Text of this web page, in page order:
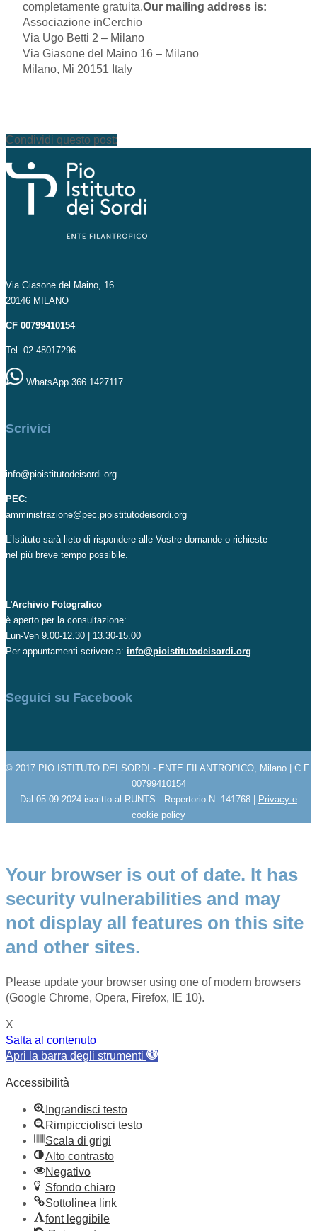
completamente gratuita.Our mailing address is:
Associazione inCerchio
Via Ugo Betti 2 – Milano
Via Giasone del Maino 16 – Milano
Milano, Mi 20151 Italy
Condividi questo post:
Via Giasone del Maino, 16
20146 MILANO
CF 00799410154
Tel. 02 48017296
WhatsApp 366 1427117
Scrivici
info@pioistitutodeisordi.org
PEC:
amministrazione@pec.pioistitutodeisordi.org
L’Istituto sarà lieto di rispondere alle Vostre domande o richieste
nel più breve tempo possibile.
L'Archivio Fotografico
è aperto per la consultazione:
Lun-Ven 9.00-12.30 | 13.30-15.00
Per appuntamenti scrivere a: info@pioistitutodeisordi.org
Seguici su Facebook
© 2017 PIO ISTITUTO DEI SORDI - ENTE FILANTROPICO, Milano | C.F.
00799410154
Dal 05-09-2024 iscritto al RUNTS - Repertorio N. 141768 | Privacy e
cookie policy
Your browser is out of date. It has
security vulnerabilities and may
not display all features on this site
and other sites.
Please update your browser using one of modern browsers
(Google Chrome, Opera, Firefox, IE 10).
X
Salta al contenuto
Apri la barra degli strumenti
Accessibilità
Ingrandisci testo
Rimpicciolisci testo
Scala di grigi
Alto contrasto
Negativo
Sfondo chiaro
Sottolinea link
font leggibile